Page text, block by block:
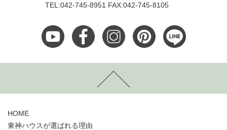
TEL:042-745-8951 FAX:042-745-8105
HOME
東神ハウスが選ばれる理由